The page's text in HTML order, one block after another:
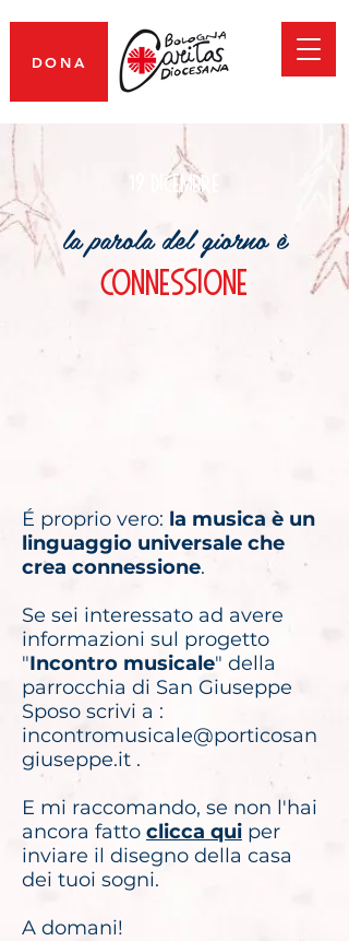
DONA
19 dicembre
connessione
la parola del giorno è
É proprio vero: la musica è un
linguaggio universale che
crea connessione.
Se sei interessato ad avere
informazioni sul progetto
"Incontro musicale" della
parrocchia di San Giuseppe
Sposo scrivi a :
incontromusicale@porticosan
giuseppe.it .
E mi raccomando, se non l'hai
ancora fatto clicca qui per
inviare il disegno della casa
dei tuoi sogni.​
A domani!